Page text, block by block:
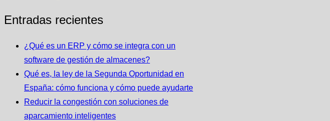
Entradas recientes
¿Qué es un ERP y cómo se integra con un
software de gestión de almacenes?
Qué es, la ley de la Segunda Oportunidad en
España: cómo funciona y cómo puede ayudarte
Reducir la congestión con soluciones de
aparcamiento inteligentes